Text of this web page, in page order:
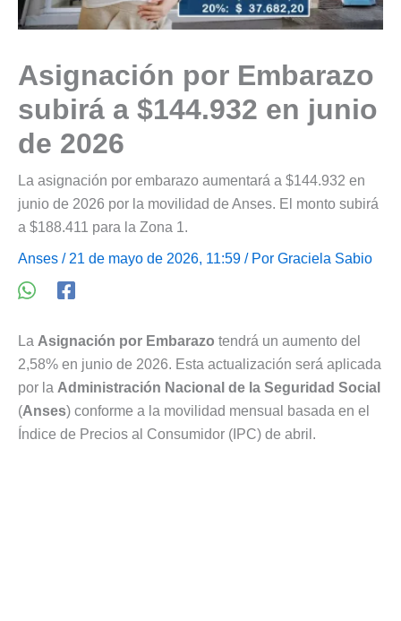
Asignación por Embarazo
subirá a $144.932 en junio
de 2026
La asignación por embarazo aumentará a $144.932 en
junio de 2026 por la movilidad de Anses. El monto subirá
a $188.411 para la Zona 1.
Anses / 21 de mayo de 2026, 11:59 / Por Graciela Sabio
La Asignación por Embarazo tendrá un aumento del
2,58% en junio de 2026. Esta actualización será aplicada
por la Administración Nacional de la Seguridad Social
(Anses) conforme a la movilidad mensual basada en el
Índice de Precios al Consumidor (IPC) de abril.